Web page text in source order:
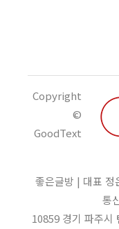
Copyright
©
GoodText
좋은글방 | 대표
통
10859 경기 파주시